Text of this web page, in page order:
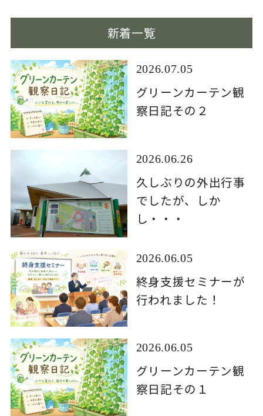
新着一覧
2026.07.05
グリーンカーテン観
察日記その２
2026.06.26
久しぶりの外出行事
でしたが、しか
し・・・
2026.06.05
終身支援セミナーが
行われました！
2026.06.05
グリーンカーテン観
察日記その１